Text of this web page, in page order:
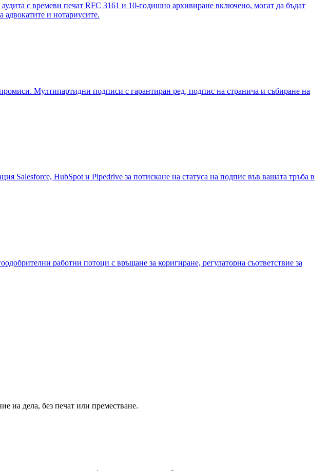
с времеви печат RFC 3161 и 10-годишно архивиране включено, могат да бъдат
и нотариусите.
Мултипартидни подписи с гарантиран ред, подпис на странича и събиране на
Salesforce, HubSpot и Pipedrive за потискане на статуса на подпис във вашата тръба в
работни потоци с връщане за коригиране, регулаторна съответствие за
на дела, без печат или преместване.